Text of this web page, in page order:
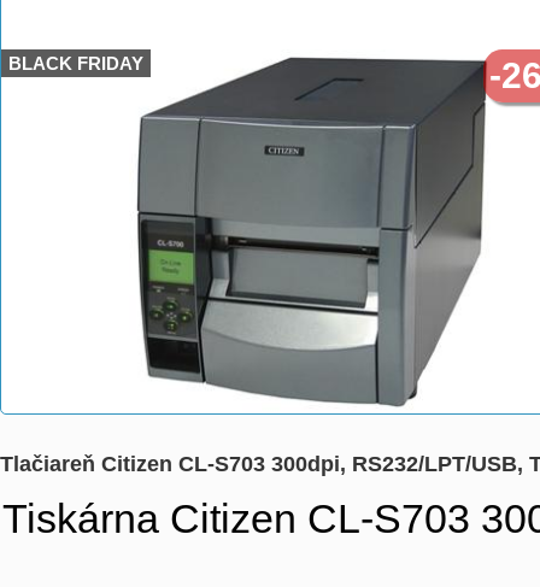
>>
BLACK FRIDAY -
Tlačiareň Citizen CL-S703 300dpi, RS232/LPT/USB,
Tiskárna Citizen CL-S703